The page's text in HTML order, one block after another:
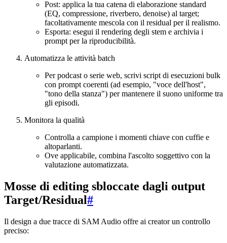
Post: applica la tua catena di elaborazione standard
(EQ, compressione, riverbero, denoise) al target;
facoltativamente mescola con il residual per il realismo.
Esporta: esegui il rendering degli stem e archivia i
prompt per la riproducibilità.
Automatizza le attività batch
Per podcast o serie web, scrivi script di esecuzioni bulk
con prompt coerenti (ad esempio, "voce dell'host",
"tono della stanza") per mantenere il suono uniforme tra
gli episodi.
Monitora la qualità
Controlla a campione i momenti chiave con cuffie e
altoparlanti.
Ove applicabile, combina l'ascolto soggettivo con la
valutazione automatizzata.
Mosse di editing sbloccate dagli output
Target/Residual#
Il design a due tracce di SAM Audio offre ai creator un controllo
preciso: